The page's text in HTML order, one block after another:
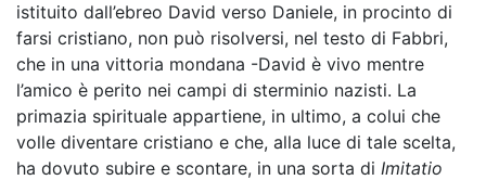
istituito dall’ebreo David verso Daniele, in procinto di
farsi cristiano, non può risolversi, nel testo di Fabbri,
che in una vittoria mondana -David è vivo mentre
l’amico è perito nei campi di sterminio nazisti. La
primazia spirituale appartiene, in ultimo, a colui che
volle diventare cristiano e che, alla luce di tale scelta,
ha dovuto subire e scontare, in una sorta di Imitatio